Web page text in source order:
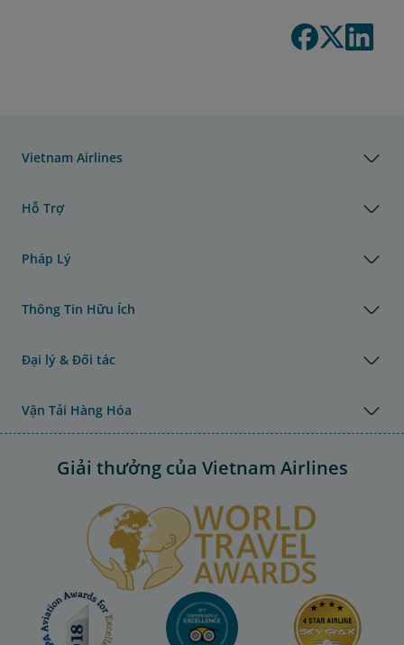
Vietnam Airlines
Hỗ Trợ
Pháp Lý
Thông Tin Hữu Ích
Đại lý & Đối tác
Vận Tải Hàng Hóa
Giải thưởng của Vietnam Airlines